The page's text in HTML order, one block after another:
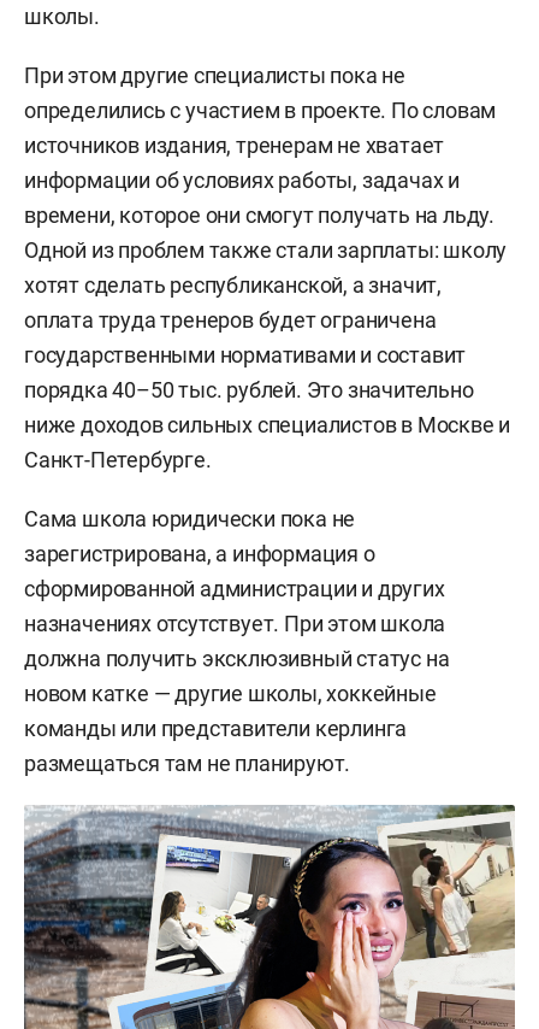
школы.
При этом другие специалисты пока не
определились с участием в проекте. По словам
источников издания, тренерам не хватает
информации об условиях работы, задачах и
времени, которое они смогут получать на льду.
Одной из проблем также стали зарплаты: школу
хотят сделать республиканской, а значит,
оплата труда тренеров будет ограничена
государственными нормативами и составит
порядка 40–50 тыс. рублей. Это значительно
ниже доходов сильных специалистов в Москве и
Санкт-Петербурге.
Сама школа юридически пока не
зарегистрирована, а информация о
сформированной администрации и других
назначениях отсутствует. При этом школа
должна получить эксклюзивный статус на
новом катке — другие школы, хоккейные
команды или представители керлинга
размещаться там не планируют.